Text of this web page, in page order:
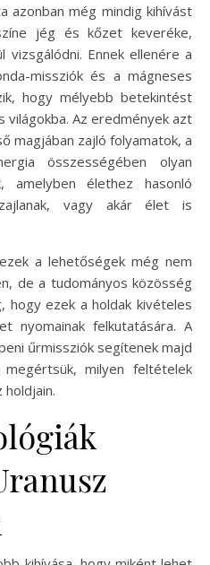
azonban még mindig kihívást
jég és kőzet keveréke,
vizsgálódni. Ennek ellenére a
missziók és a mágneses
hogy mélyebb betekintést
Az eredmények azt
magjában zajló folyamatok, a
összességében olyan
amelyben élethez hasonló
vagy akár élet is
a lehetőségek még nem
de a tudományos közösség
hogy ezek a holdak kivételes
nyomainak felkutatására. A
űrmissziók segítenek majd
milyen feltételek